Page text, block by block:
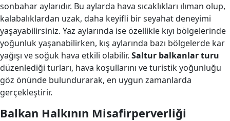
sonbahar aylarıdır. Bu aylarda hava sıcaklıkları ılıman olup,
kalabalıklardan uzak, daha keyifli bir seyahat deneyimi
yaşayabilirsiniz. Yaz aylarında ise özellikle kıyı bölgelerinde
yoğunluk yaşanabilirken, kış aylarında bazı bölgelerde kar
yağışı ve soğuk hava etkili olabilir. Saltur balkanlar turu
düzenlediği turları, hava koşullarını ve turistik yoğunluğu
göz önünde bulundurarak, en uygun zamanlarda
gerçekleştirir.
Balkan Halkının Misafirperverliği